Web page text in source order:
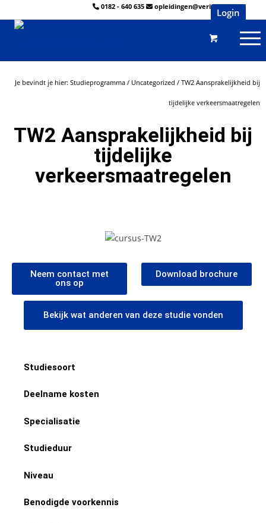
0182 - 640 635 opleidingen@veringmeier.nl
Login
Je bevindt je hier: Studieprogramma / Uncategorized / TW2 Aansprakelijkheid bij
tijdelijke verkeersmaatregelen
TW2 Aansprakelijkheid bij
tijdelijke
verkeersmaatregelen
Neem contact met
ons op
Download brochure
Bekijk wat anderen van deze studie vonden
Studiesoort
Deelname kosten
Specialisatie
Studieduur
Niveau
Benodigde voorkennis